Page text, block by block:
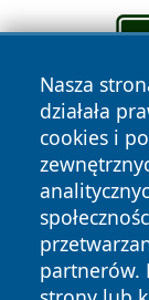
Nasza
działała
cookies i
partnerów.